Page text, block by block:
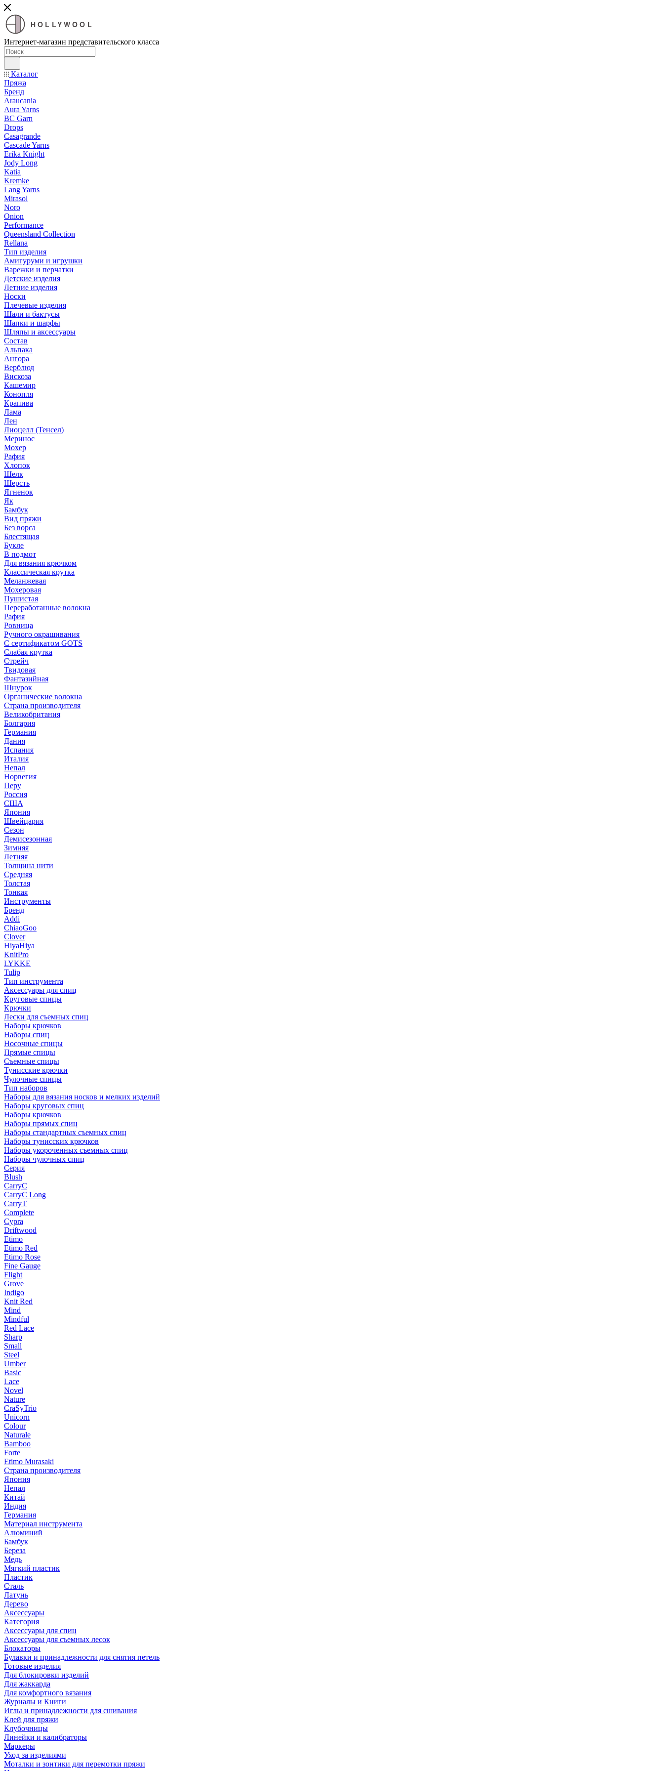
HOLLYWOOL
Интернет-магазин представительского класса
Каталог
Пряжа
Бренд
Araucania
Aura Yarns
BC Garn
Drops
Casagrande
Cascade Yarns
Erika Knight
Jody Long
Katia
Kremke
Lang Yarns
Mirasol
Noro
Onion
Performance
Queensland Collection
Rellana
Тип изделия
Амигуруми и игрушки
Варежки и перчатки
Детские изделия
Летние изделия
Носки
Плечевые изделия
Шали и бактусы
Шапки и шарфы
Шляпы и аксессуары
Состав
Альпака
Ангора
Верблюд
Вискоза
Кашемир
Конопля
Крапива
Лама
Лен
Лиоцелл (Тенсел)
Меринос
Мохер
Рафия
Хлопок
Шелк
Шерсть
Ягненок
Як
Бамбук
Вид пряжи
Без ворса
Блестящая
Букле
В подмот
Для вязания крючком
Классическая крутка
Меланжевая
Мохеровая
Пушистая
Переработанные волокна
Рафия
Ровница
Ручного окрашивания
С сертификатом GOTS
Слабая крутка
Стрейч
Твидовая
Фантазийная
Шнурок
Органические волокна
Страна производителя
Великобритания
Болгария
Германия
Дания
Испания
Италия
Непал
Норвегия
Перу
Россия
США
Япония
Швейцария
Сезон
Демисезонная
Зимняя
Летняя
Толщина нити
Средняя
Толстая
Тонкая
Инструменты
Бренд
Addi
ChiaoGoo
Clover
HiyaHiya
KnitPro
LYKKE
Tulip
Тип инструмента
Аксессуары для спиц
Круговые спицы
Крючки
Лески для съемных спиц
Наборы крючков
Наборы спиц
Носочные спицы
Прямые спицы
Съемные спицы
Тунисские крючки
Чулочные спицы
Тип наборов
Наборы для вязания носков и мелких изделий
Наборы круговых спиц
Наборы крючков
Наборы прямых спиц
Наборы стандартных съемных спиц
Наборы тунисских крючков
Наборы укороченных съемных спиц
Наборы чулочных спиц
Серия
Blush
CarryC
CarryC Long
CarryT
Complete
Cypra
Driftwood
Etimo
Etimo Red
Etimo Rose
Fine Gauge
Flight
Grove
Indigo
Knit Red
Mind
Mindful
Red Lace
Sharp
Small
Steel
Umber
Basic
Lace
Novel
Nature
CraSyTrio
Unicorn
Colour
Naturale
Bamboo
Forte
Etimo Murasaki
Страна производителя
Япония
Непал
Китай
Индия
Германия
Материал инструмента
Алюминий
Бамбук
Береза
Медь
Мягкий пластик
Пластик
Сталь
Латунь
Дерево
Аксессуары
Категория
Аксессуары для спиц
Аксессуары для съемных лесок
Блокаторы
Булавки и принадлежности для снятия петель
Готовые изделия
Для блокировки изделий
Для жаккарда
Для комфортного вязания
Журналы и Книги
Иглы и принадлежности для сшивания
Клей для пряжи
Клубочницы
Линейки и калибраторы
Маркеры
Уход за изделиями
Моталки и зонтики для перемотки пряжи